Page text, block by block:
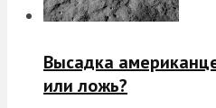
Высадка
или ложь?